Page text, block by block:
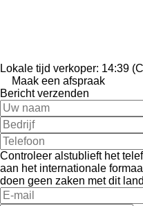
Lokale tijd verkoper: 14:39
Maak een afspraak
Bericht verzenden
Controleer alstublieft het
aan het internationale
doen geen zaken met dit land